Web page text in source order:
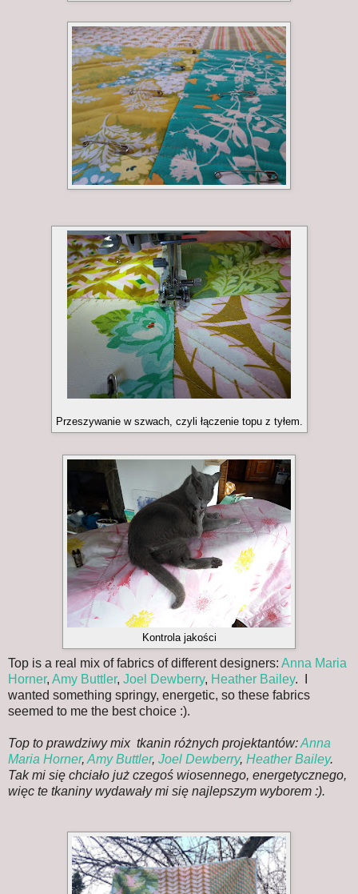
Przeszywanie w szwach, czyli łączenie topu z tyłem.
Kontrola jakości
Top is a real mix of fabrics of different designers: Anna Maria
Horner, Amy Buttler, Joel Dewberry, Heather Bailey. I
wanted something springy, energetic, so these fabrics
seemed to me the best choice :).
Top to prawdziwy mix tkanin różnych projektantów:Anna
Maria Horner, Amy Buttler, Joel Dewberry, Heather Bailey.
Tak mi się chciało już czegoś wiosennego, energetycznego,
więc te tkaniny wydawały mi się najlepszym wyborem :).